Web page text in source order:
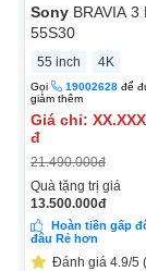
Sony BRAVIA 3
55S30
55 inch 4K
Gọi 19002628 để
giảm thêm
Giá chỉ:
đ
21.490.000đ
Quà tặng trị giá
13.500.000đ
Hoàn tiền gấp
đâu Rẻ hơn
Đánh giá 4.9/5